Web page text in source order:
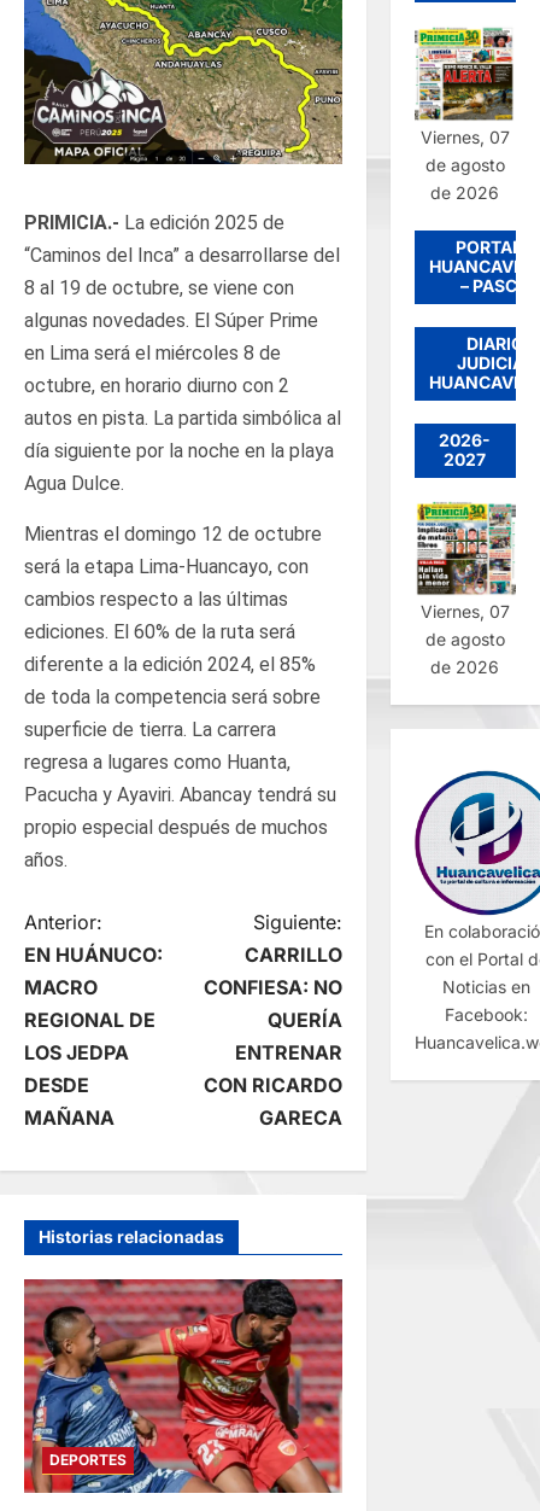
PRIMICIA.- La edición 2025 de
“Caminos del Inca” a desarrollarse del
8 al 19 de octubre, se viene con
algunas novedades. El Súper Prime
en Lima será el miércoles 8 de
octubre, en horario diurno con 2
autos en pista. La partida simbólica al
día siguiente por la noche en la playa
Agua Dulce.
Mientras el domingo 12 de octubre
será la etapa Lima-Huancayo, con
cambios respecto a las últimas
ediciones. El 60% de la ruta será
diferente a la edición 2024, el 85%
de toda la competencia será sobre
superficie de tierra. La carrera
regresa a lugares como Huanta,
Pacucha y Ayaviri. Abancay tendrá su
propio especial después de muchos
años.
N
a
v
e
c
i
ó
n
d
Anterior:
EN HUÁNUCO:
MACRO
REGIONAL DE
LOS JEDPA
DESDE
MAÑANA
Siguiente:
CARRILLO
CONFIESA: NO
QUERÍA
ENTRENAR
CON RICARDO
GARECA
Historias relacionadas
DEPORTES
Viernes, 07
de agosto
de 2026
PORTADA
– PASCO
DIARIO
JUDICIAL
2026-
2027
Viernes, 07
de agosto
de 2026
En
con el Portal
Noticias en
Facebook: